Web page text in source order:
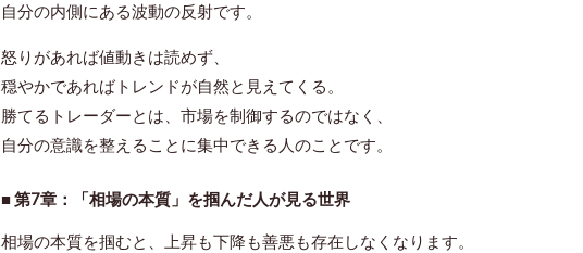
自分の内側にある波動の反射です。
怒りがあれば値動きは読めず、
穏やかであればトレンドが自然と見えてくる。
勝てるトレーダーとは、市場を制御するのではなく、
自分の意識を整えることに集中できる人のことです。
■ 第7章：「相場の本質」を掴んだ人が見る世界
相場の本質を掴むと、上昇も下降も善悪も存在しなくなります。